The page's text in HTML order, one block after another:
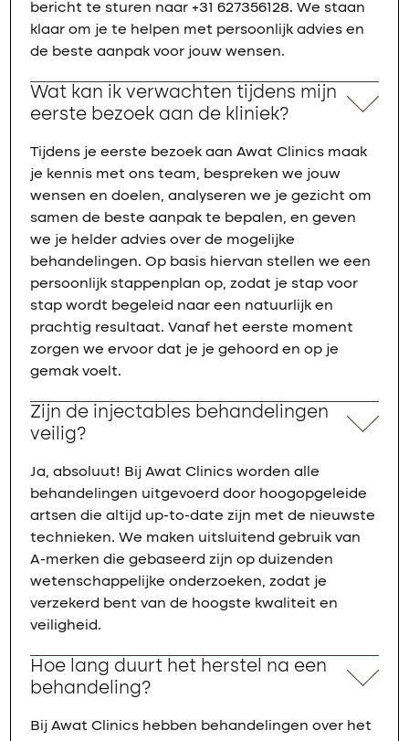
bericht te sturen naar +31 627356128. We staan
klaar om je te helpen met persoonlijk advies en
de beste aanpak voor jouw wensen.
Wat kan ik verwachten tijdens mijn
eerste bezoek aan de kliniek?
Tijdens je eerste bezoek aan Awat Clinics maak
je kennis met ons team, bespreken we jouw
wensen en doelen, analyseren we je gezicht om
samen de beste aanpak te bepalen, en geven
we je helder advies over de mogelijke
behandelingen. Op basis hiervan stellen we een
persoonlijk stappenplan op, zodat je stap voor
stap wordt begeleid naar een natuurlijk en
prachtig resultaat. Vanaf het eerste moment
zorgen we ervoor dat je je gehoord en op je
gemak voelt.
Zijn de injectables behandelingen
veilig?
Ja, absoluut! Bij Awat Clinics worden alle
behandelingen uitgevoerd door hoogopgeleide
artsen die altijd up-to-date zijn met de nieuwste
technieken. We maken uitsluitend gebruik van
A-merken die gebaseerd zijn op duizenden
wetenschappelijke onderzoeken, zodat je
verzekerd bent van de hoogste kwaliteit en
veiligheid.
Hoe lang duurt het herstel na een
behandeling?
Bij Awat Clinics hebben behandelingen over het